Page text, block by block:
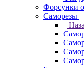
Форсунки
Саморезы